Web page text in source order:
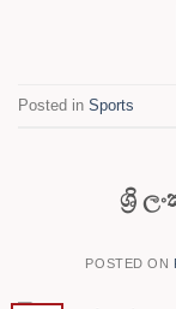
Posted in Sports
ශ්‍රි
POSTED ON